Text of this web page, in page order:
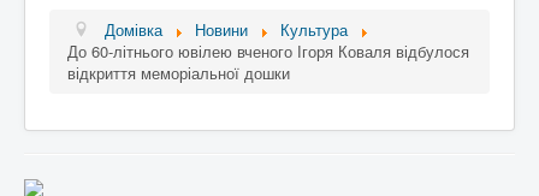
Домівка
Новини
Культура
До 60-літнього ювілею вченого Ігоря Коваля відбулося
відкриття меморіальної дошки